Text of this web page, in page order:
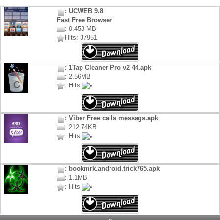
: UCWEB 9.8
Fast Free Browser
: 0.453 MB
Hits: 37951
: 1Tap Cleaner Pro v2 44.apk
: 2.56MB
: Hits
: Viber Free calls messags.apk
: 212.74KB
: Hits
: bookmrk.android.trick765.apk
: 1.1MB
: Hits